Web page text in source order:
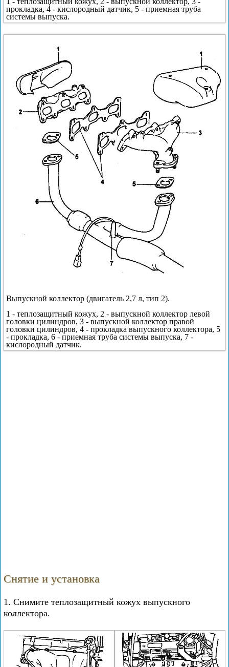
прокладка, 4 - кислородный датчик, 5 - приемная труба
системы выпуска.
Выпускной коллектор (двигатель 2,7 л, тип 2).
1 - теплозащитный кожух, 2 - выпускной коллектор левой
головки цилиндров, 3 - выпускной коллектор правой
головки цилиндров, 4 - прокладка выпускного коллектора, 5
- прокладка, 6 - приемная труба системы выпуска, 7 -
кислородный датчик.
Снятие и установка
1. Снимите теплозащитный кожух выпускного
коллектора.